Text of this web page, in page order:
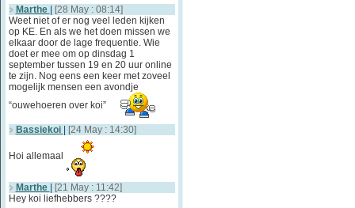
Marthe
[28 May : 08:14]
Weet niet of er nog veel leden kijken
op KE. En als we het doen missen we
elkaar door de lage frequentie. Wie
doet er mee om op dinsdag 1
september tussen 19 en 20 uur online
te zijn. Nog eens een keer met zoveel
mogelijk mensen een avondje
“ouwehoeren over koi”
Bassiekoi [24 May : 14:30]
Hoi allemaal
Marthe
[21 May : 11:42]
Hey koi liefhebbers ????